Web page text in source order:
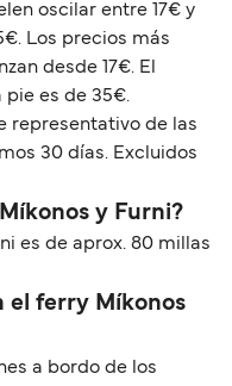
oscilar entre 17€ y
Los precios más
desde 17€. El
pie es de 35€.
representativo de las
30 días. Excluidos
y Furni?
es de aprox. 80 millas
el ferry Míkonos
a bordo de los